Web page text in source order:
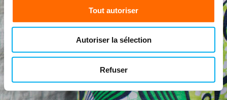
Tout autoriser
Autoriser la sélection
Refuser